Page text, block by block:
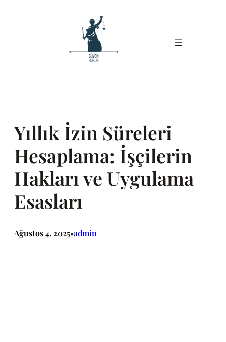
Yıllık İzin Süreleri
Hesaplama: İşçilerin
Hakları ve Uygulama
Esasları
Ağustos 4, 2025•admin